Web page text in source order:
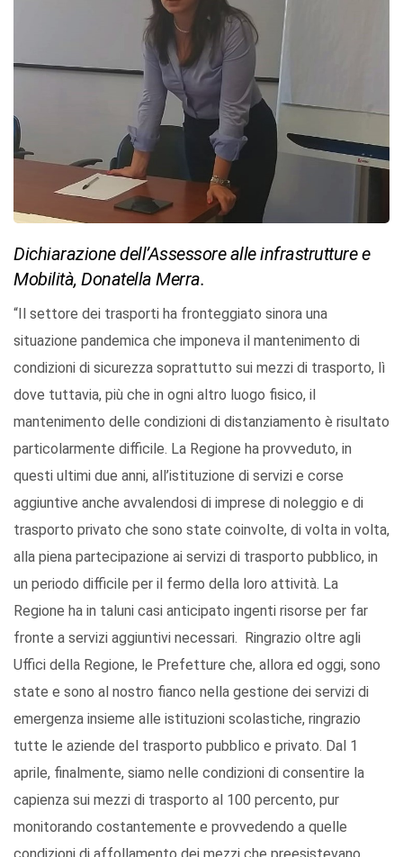
Dichiarazione dell’Assessore alle infrastrutture e
Mobilità, Donatella Merra.
“Il settore dei trasporti ha fronteggiato sinora una
situazione pandemica che imponeva il mantenimento di
condizioni di sicurezza soprattutto sui mezzi di trasporto, lì
dove tuttavia, più che in ogni altro luogo fisico, il
mantenimento delle condizioni di distanziamento è risultato
particolarmente difficile. La Regione ha provveduto, in
questi ultimi due anni, all’istituzione di servizi e corse
aggiuntive anche avvalendosi di imprese di noleggio e di
trasporto privato che sono state coinvolte, di volta in volta,
alla piena partecipazione ai servizi di trasporto pubblico, in
un periodo difficile per il fermo della loro attività. La
Regione ha in taluni casi anticipato ingenti risorse per far
fronte a servizi aggiuntivi necessari. Ringrazio oltre agli
Uffici della Regione, le Prefetture che, allora ed oggi, sono
state e sono al nostro fianco nella gestione dei servizi di
emergenza insieme alle istituzioni scolastiche, ringrazio
tutte le aziende del trasporto pubblico e privato. Dal 1
aprile, finalmente, siamo nelle condizioni di consentire la
capienza sui mezzi di trasporto al 100 percento, pur
monitorando costantemente e provvedendo a quelle